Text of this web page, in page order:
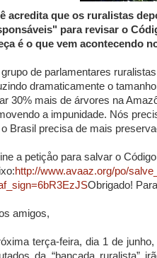
acredita que os ruralistas
para revisar o
é o que vem acontecendo
de parlamentares
dramaticamente o
30% mais de árvores na
a impunidade. Nós
Brasil precisa de mais
a petiçåo para salvar o
http://www.avaaz.org/po/
Obrigado!
amigos,
terça-feira, dia 1 de